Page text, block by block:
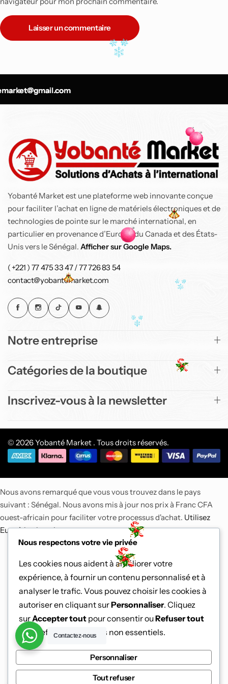
Laisser un commentaire
Yobanté Market est une plateforme web innovante conçue
pour faciliter l’achat en ligne de matériels électroniques et de
technologies de pointe sur le marché international, en
particulier en provenance d’Europe, du Canada et des États-
Unis vers le Sénégal. Afficher sur Google Maps.
( +221 ) 77 475 33 47 / 77 726 83 54
contact@yobantemarket.com
Notre entreprise
Catégories de la boutique
Inscrivez-vous à la newsletter
© 2026 Yobanté Market . Tous droits réservés.
Nous respectons votre vie privée
Les cookies nous aident à améliorer votre
expérience, à fournir un contenu personnalisé et à
analyser le trafic. Vous pouvez choisir les cookies à
autoriser en cliquant surPersonnaliser. Cliquez
surAccepter tout pour consentir ouRefuser tout
pour refuser les cookies non essentiels.
Personnaliser
Tout refuser
Contactez-nous
Nous avons remarqué que vous vous trouvez dans le pays
suivant : Sénégal. Nous avons mis à jour nos prix à Franc CFA
ouest-africain pour faciliter votre processus d'achat. Utilisez
Euro à la place.Ignorer
-9%
Top
compartiment 6-en-1,
9,5L
150 900CFA
137 800 CFA